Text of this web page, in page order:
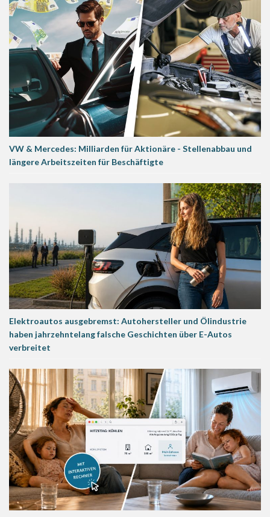
VW & Mercedes: Milliarden für Aktionäre - Stellenabbau und
längere Arbeitszeiten für Beschäftigte
Elektroautos ausgebremst: Autohersteller und Ölindustrie
haben jahrzehntelang falsche Geschichten über E-Autos
verbreitet